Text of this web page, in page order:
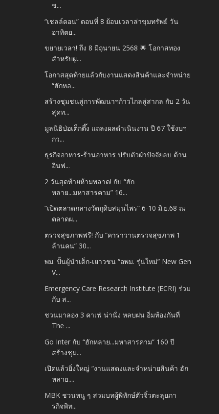
ช...
“เชลล์ดอน” ตอนที่ 8 ย้อนเวลาล่าขุมทรัพย์ วัน
อาทิตย...
ขยายเวลา! ถึง 8 มิถุนายน 2568 🌟 โอกาสทอง
สำหรับผู...
โอกาสสุดท้ายแล้วกับงานแสดงสินค้าและจำหน่าย
“ฮักหล...
สร้างชุมชนสู่การพัฒนาฯก้าวไกลสู่สากล กับ 2 วัน
สุดท...
มูลนิธิป่อเต็กตึ๊ง แถลงผลดำเนินงาน ปี 67 ใช้งบฯ
กว...
ธุรกิจอาหาร-ร้านอาหาร ปรับตัวฝ่าปัจจัยลบ ด้าน
อินฟ...
2 วันสุดท้ายห้ามพลาด! กับ “ฮัก
หลาย...มหาสารคาม” 16...
“เปิดตลาดกลางวัตถุดิบสมุนไพร” 6-10 มิ.ย.68 ณ
ตลาดผ...
ตรวจสุขภาพฟรี! กับ “คาราวานตรวจสุขภาพ 1
ล้านคน” 30...
พม. ปั้นผู้นำเด็ก-เยาวชน “อพม. รุ่นใหม่” New Gen
V...
Emergency Care Research Institute (ECRI) ร่วม
กับ ส...
ชวนมาลอง 3 คาเฟ่ น่านั่ง หลบฝน อิ่มท้องกันที่
The ...
Go Inter กับ “ฮักหลาย...มหาสารคาม” 160 ปี
สร้างชุม...
เปิดแล้วยิ่งใหญ่ “งานแสดงและจำหน่ายสินค้า ฮัก
หลาย....
MBK ชวนหนู ๆ สวมบทผู้พิทักษ์ตัวจิ๋วตะลุยภา
รกิจพิท...